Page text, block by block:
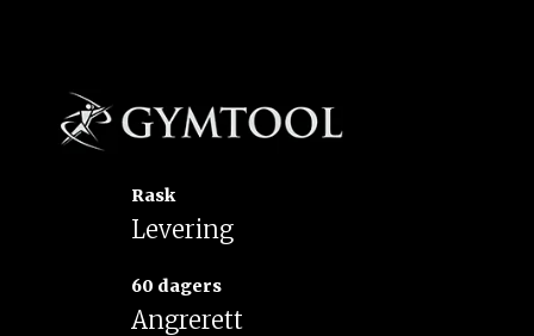
Rask
Levering
60 dagers
Angrerett